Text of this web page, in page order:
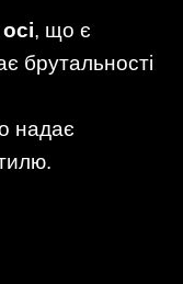
, що є
брутальності
надає